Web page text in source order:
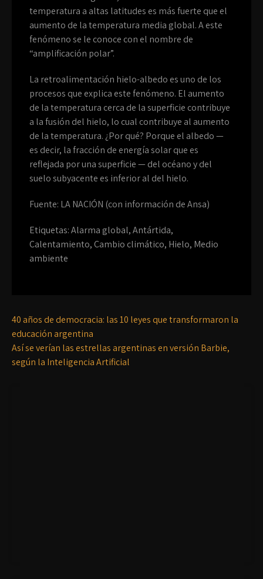
temperatura a altas latitudes es más fuerte que el
aumento de la temperatura media global. A este
fenómeno se le conoce con el nombre de
“amplificación polar”.
La retroalimentación hielo-albedo es uno de los
procesos que explica este fenómeno. El aumento
de la temperatura cerca de la superficie contribuye
a la fusión del hielo, lo cual contribuye al aumento
de la temperatura. ¿Por qué? Porque el albedo —
es decir, la fracción de energía solar que es
reflejada por una superficie — del océano y del
suelo subyacente es inferior al del hielo.
Fuente: LA NACIÓN (con información de Ansa)
Etiquetas:Alarma global,Antártida,
Calentamiento,Cambio climático, Hielo, Medio
ambiente
40 años de democracia: las 10 leyes que transformaron la
educación argentina
Así se verían las estrellas argentinas en versión Barbie,
según la Inteligencia Artificial